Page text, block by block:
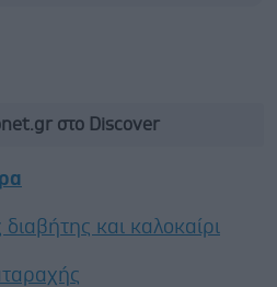
στο Discover
και καλοκαίρι